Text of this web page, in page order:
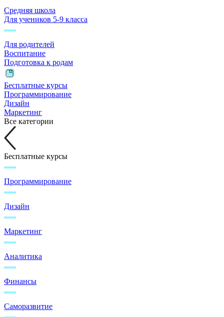
Средняя школа
Для учеников 5-9 класса
Для родителей
Воспитание
Подготовка к родам
Бесплатные курсы
Программирование
Дизайн
Маркетинг
Все категории
Бесплатные курсы
Программирование
Дизайн
Маркетинг
Аналитика
Финансы
Саморазвитие